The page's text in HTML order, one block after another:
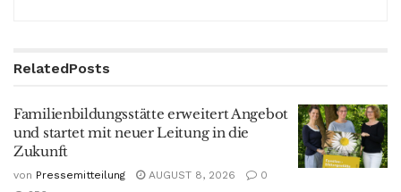
RelatedPosts
Familienbildungsstätte erweitert Angebot
und startet mit neuer Leitung in die
Zukunft
von Pressemitteilung AUGUST 8, 2026
0